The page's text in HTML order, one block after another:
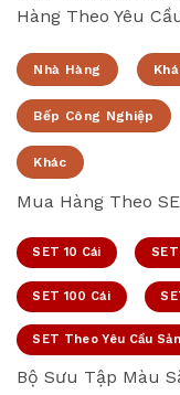
Hàng Theo Yêu
Nhà Hàng
Bếp Công Nghiệp
Khác
Mua Hàng Theo
SET 10 Cái
SET 100 Cái
SET Theo Yêu Cầu
Bộ Sưu Tập Màu